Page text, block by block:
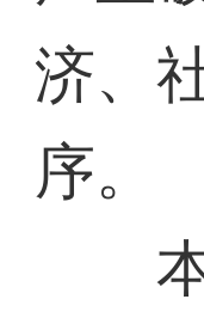
济、
序。
本